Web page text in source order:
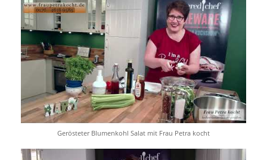
Gerösteter Blumenkohl Salat mit Frau Petra kocht